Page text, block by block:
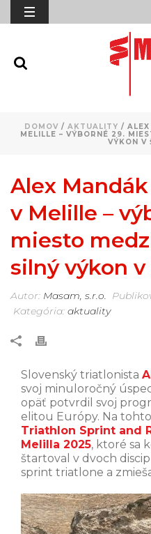
DOMOV/ AKTUALITY /
MELILLE – VÝBORNÉ 29.
VÝKON V
Alex
v Melille –
miesto
silný výkon
Autor: Masam, s.r.o.
Kategória: aktuality
Slovenský triatlonista
svoj minuloročný
opäť potvrdil svoj
elitou Európy. Na
Triathlon Sprint and
Melilla 2025, ktoré sa
štartoval v dvoch
sprint triatlone a